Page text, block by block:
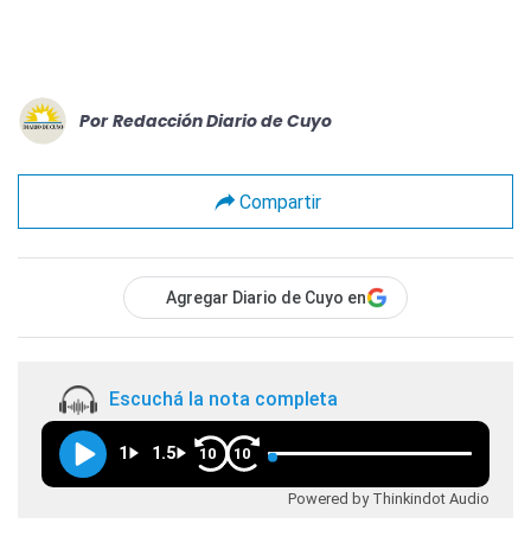
Por Redacción Diario de Cuyo
Compartir
Agregar Diario de Cuyo en
Escuchá la nota completa
1 1.5 10 10
Powered by Thinkindot Audio